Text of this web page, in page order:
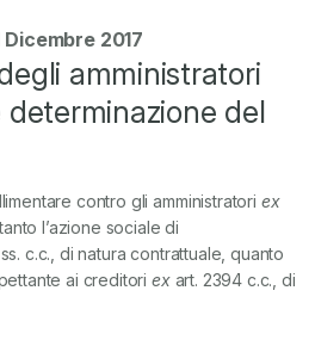
2017
amministratori
del
contro gli amministratori ex
l’azione sociale di
c.c., di natura contrattuale, quanto
ai creditori exart. 2394 c.c., di